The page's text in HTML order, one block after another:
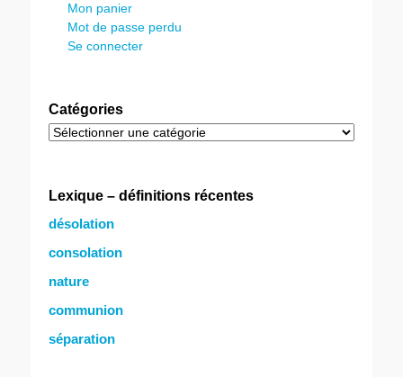
Mon panier
Mot de passe perdu
Se connecter
Catégories
Catégories
Lexique – définitions récentes
désolation
consolation
nature
communion
séparation